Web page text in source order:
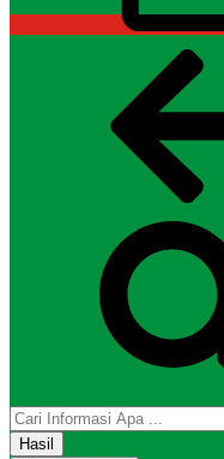
Hasil